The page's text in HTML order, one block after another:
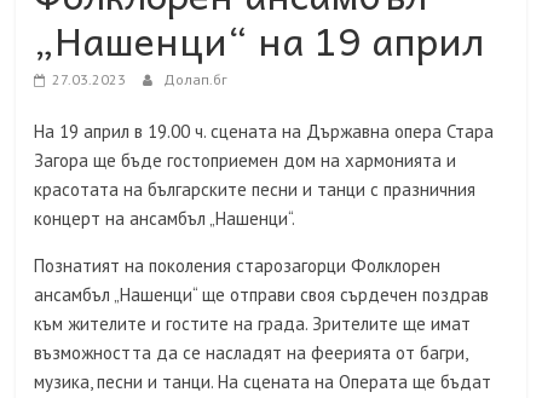
„Нашенци“ на 19 април
27.03.2023 Долап.бг
На 19 април в 19.00 ч. сцената на Държавна опера Стара
Загора ще бъде гостоприемен дом на хармонията и
красотата на българските песни и танци с празничния
концерт на ансамбъл „Нашенци“.
Познатият на поколения старозагорци Фолклорен
ансамбъл „Нашенци“ ще отправи своя сърдечен поздрав
към жителите и гостите на града. Зрителите ще имат
възможността да се насладят на феерията от багри,
музика, песни и танци. На сцената на Операта ще бъдат